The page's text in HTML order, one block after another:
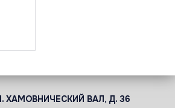
ХАМОВНИЧЕСКИЙ ВАЛ, Д. 36